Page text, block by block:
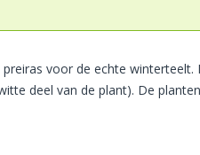
voor de echte
deel van de plant). De